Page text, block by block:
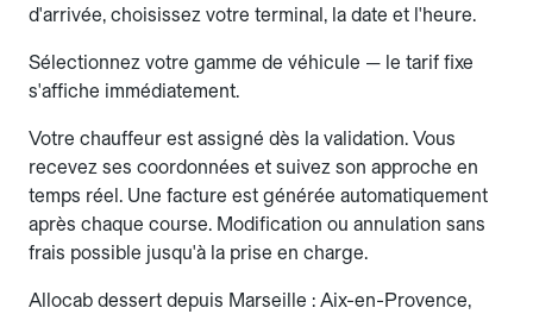
d'arrivée, choisissez votre terminal, la date et l'heure.
Sélectionnez votre gamme de véhicule — le tarif fixe
s'affiche immédiatement.
Votre chauffeur est assigné dès la validation. Vous
recevez ses coordonnées et suivez son approche en
temps réel. Une facture est générée automatiquement
après chaque course. Modification ou annulation sans
frais possible jusqu'à la prise en charge.
Allocab dessert depuis Marseille : Aix-en-Provence,